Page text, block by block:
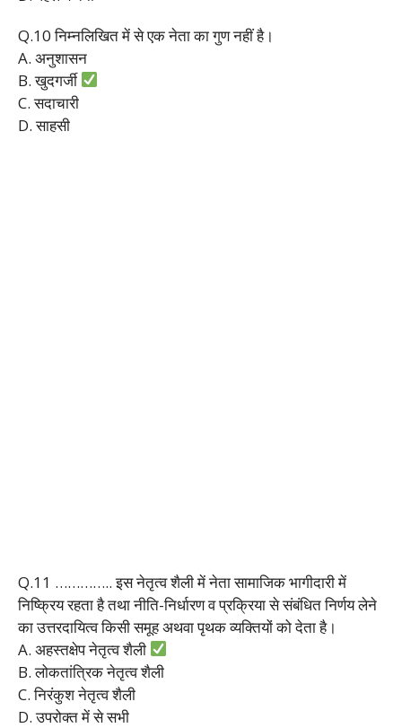
Q.10 निम्नलिखित में से एक नेता का गुण नहीं है।
A. अनुशासन
B. खुदगर्जी
C. सदाचारी
D. साहसी
Q.11 ………….. इस नेतृत्व शैली में नेता सामाजिक भागीदारी में
निष्क्रिय रहता है तथा नीति-निर्धारण व प्रक्रिया से संबंधित निर्णय लेने
का उत्तरदायित्व किसी समूह अथवा पृथक व्यक्तियों को देता है।
A. अहस्तक्षेप नेतृत्व शैली
B. लोकतांत्रिक नेतृत्व शैली
C. निरंकुश नेतृत्व शैली
D. उपरोक्त में से सभी